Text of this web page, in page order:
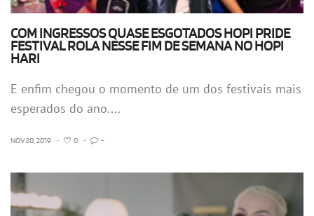
COM INGRESSOS QUASE ESGOTADOS HOPI PRIDE
FESTIVAL ROLA NESSE FIM DE SEMANA NO HOPI
HARI
E enfim chegou o momento de um dos festivais mais
esperados do ano....
NOV 20, 2019 • 0 • -